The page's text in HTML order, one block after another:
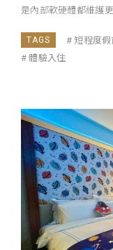
是內部軟硬體都維護
短程度
體驗入住